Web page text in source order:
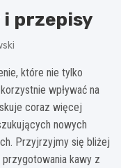
i przepisy
które nie tylko
wpływać na
coraz więcej
nowych
Przyjrzyjmy się bliżej
kawy z